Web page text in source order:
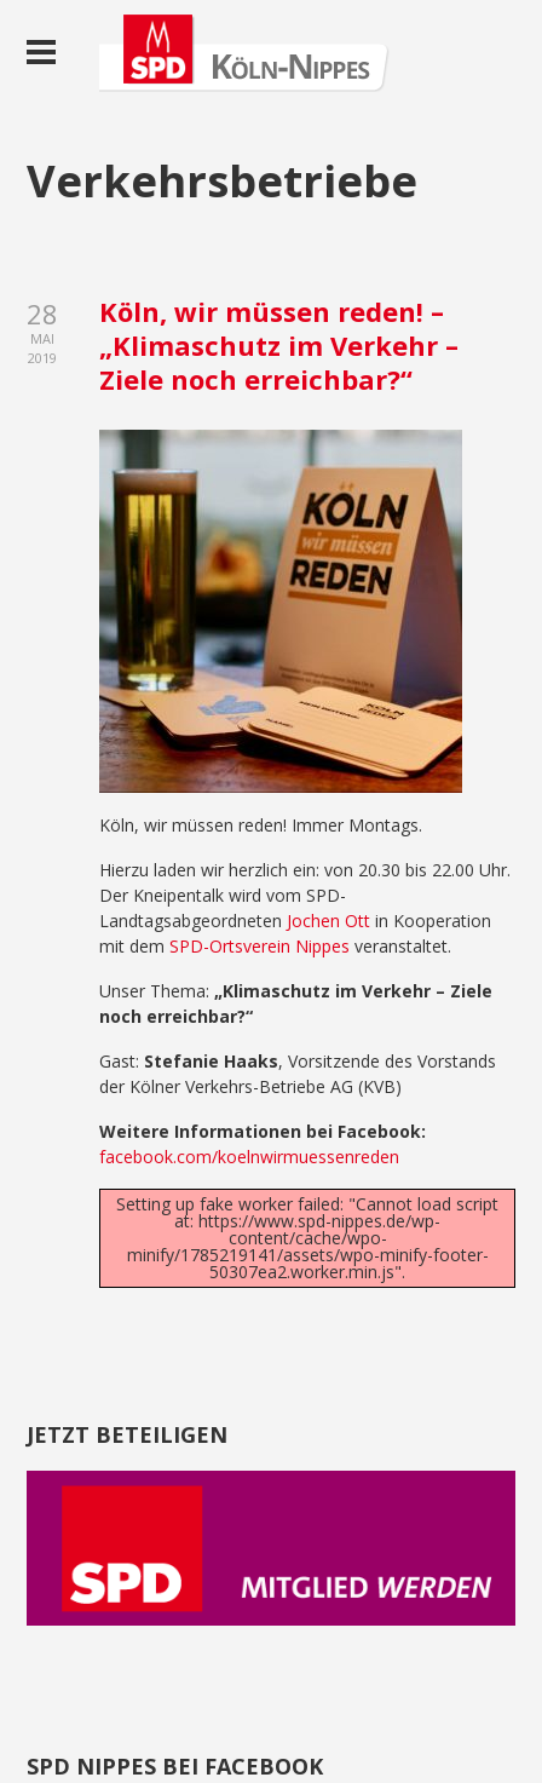
Verkehrsbetriebe
28
MAI
2019
Köln, wir müssen reden! –
„Klimaschutz im Verkehr –
Ziele noch erreichbar?“
Köln, wir müssen reden! Immer Montags.
Hierzu laden wir herzlich ein: von 20.30 bis 22.00 Uhr.
Der Kneipentalk wird vom SPD-
Landtagsabgeordneten Jochen Ott in Kooperation
mit demSPD-Ortsverein Nippes veranstaltet.
Unser Thema: „Klimaschutz im Verkehr – Ziele
noch erreichbar?“
Gast: Stefanie Haaks, Vorsitzende des Vorstands
der Kölner Verkehrs-Betriebe AG (KVB)
Weitere Informationen bei Facebook:
facebook.com/koelnwirmuessenreden
Setting up fake worker failed: "Cannot load script
at: https://www.spd-nippes.de/wp-
content/cache/wpo-
minify/1785219141/assets/wpo-minify-footer-
50307ea2.worker.min.js".
JETZT BETEILIGEN
SPD NIPPES BEI FACEBOOK